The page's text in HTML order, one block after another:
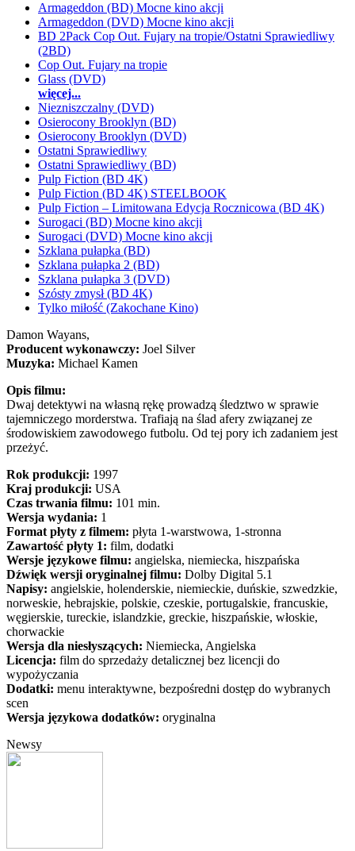
Armageddon (BD) Mocne kino akcji
Armageddon (DVD) Mocne kino akcji
BD 2Pack Cop Out. Fujary na tropie/Ostatni Sprawiedliwy
(2BD)
Cop Out. Fujary na tropie
Glass (DVD)
więcej...
Niezniszczalny (DVD)
Osierocony Brooklyn (BD)
Osierocony Brooklyn (DVD)
Ostatni Sprawiedliwy
Ostatni Sprawiedliwy (BD)
Pulp Fiction (BD 4K)
Pulp Fiction (BD 4K) STEELBOOK
Pulp Fiction – Limitowana Edycja Rocznicowa (BD 4K)
Surogaci (BD) Mocne kino akcji
Surogaci (DVD) Mocne kino akcji
Szklana pułapka (BD)
Szklana pułapka 2 (BD)
Szklana pułapka 3 (DVD)
Szósty zmysł (BD 4K)
Tylko miłość (Zakochane Kino)
Damon Wayans,
Producent wykonawczy: Joel Silver
Muzyka: Michael Kamen
Opis filmu:
Dwaj detektywi na własną rękę prowadzą śledztwo w sprawie
tajemniczego morderstwa. Trafiają na ślad afery związanej ze
środowiskiem zawodowego futbolu. Od tej pory ich zadaniem jest
przeżyć.
Rok produkcji: 1997
Kraj produkcji: USA
Czas trwania filmu: 101 min.
Wersja wydania: 1
Format płyty z filmem: płyta 1-warstwowa, 1-stronna
Zawartość płyty 1: film, dodatki
Wersje językowe filmu: angielska, niemiecka, hiszpańska
Dźwięk wersji oryginalnej filmu: Dolby Digital 5.1
Napisy: angielskie, holenderskie, niemieckie, duńskie, szwedzkie,
norweskie, hebrajskie, polskie, czeskie, portugalskie, francuskie,
węgierskie, tureckie, islandzkie, greckie, hiszpańskie, włoskie,
chorwackie
Wersja dla niesłyszących: Niemiecka, Angielska
Licencja: film do sprzedaży detalicznej bez licencji do
wypożyczania
Dodatki: menu interaktywne, bezpośredni dostęp do wybranych
scen
Wersja językowa dodatków: oryginalna
Newsy